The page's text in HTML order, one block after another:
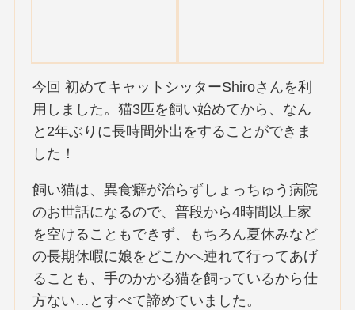
今回 初めてキャットシッターShiroさんを利
用しました。猫3匹を飼い始めてから、なん
と2年ぶりに長時間外出をすることができま
した！
飼い猫は、異食癖が治らずしょっちゅう病院
のお世話になるので、普段から4時間以上家
を空けることもできず、もちろん夏休みなど
の長期休暇に娘をどこかへ連れて行ってあげ
ることも、手のかかる猫を飼っているから仕
方ない…とすべて諦めていました。